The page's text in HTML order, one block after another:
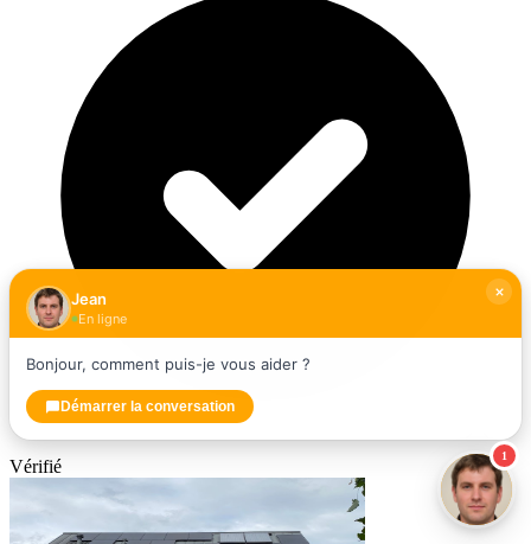
Vérifié
1
Jean
En ligne
Bonjour, comment puis-je vous aider ?
Démarrer la conversation